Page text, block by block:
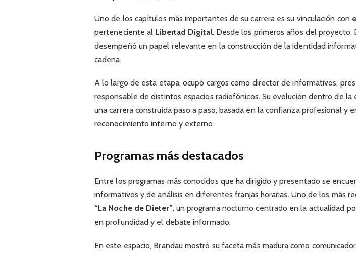
Uno de los capítulos más importantes de su carrera es su vinculación con
perteneciente al Libertad Digital. Desde los primeros años del proyecto,
desempeñó un papel relevante en la construcción de la identidad
cadena.
A lo largo de esta etapa, ocupó cargos como director de informativos,
responsable de distintos espacios radiofónicos. Su evolución dentro de la
una carrera construida paso a paso, basada en la confianza profesional y
reconocimiento interno y externo.
Programas más destacados
Entre los programas más conocidos que ha dirigido y presentado se
informativos y de análisis en diferentes franjas horarias. Uno de los más
“La Noche de Dieter”, un programa nocturno centrado en la actualidad
en profundidad y el debate informado.
En este espacio, Brandau mostró su faceta más madura como